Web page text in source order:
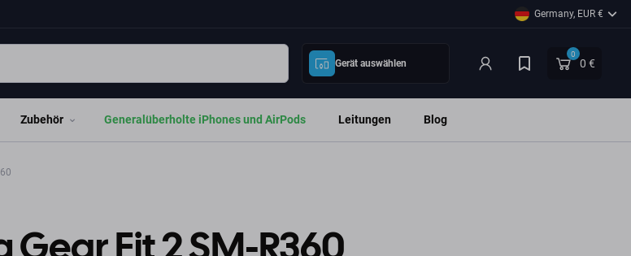
Germany, EUR €
Gerät auswählen
0
0 €
Zubehör Generalüberholte iPhones und AirPods Leitungen Blog